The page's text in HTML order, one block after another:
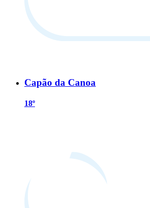
Capão da Canoa
18º